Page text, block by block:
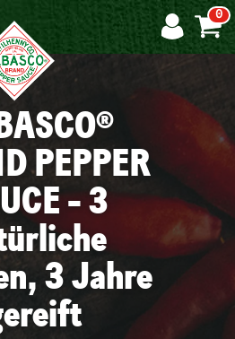
0
PEPPER
- 3
3 Jahre